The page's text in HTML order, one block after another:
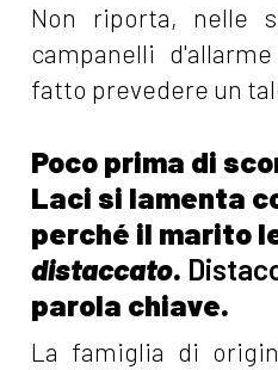
Non riporta, nelle
campanelli
fatto prevedere un
Poco prima di
Laci si lamenta
perché il marito
distaccato.
parola chiave.
La famiglia di